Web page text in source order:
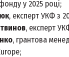
у 2025 році;
, експерт УКФ з
, експерт
, грантова